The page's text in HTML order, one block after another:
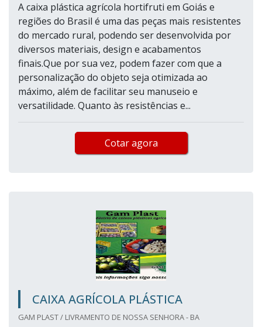
A caixa plástica agrícola hortifruti em Goiás e
regiões do Brasil é uma das peças mais resistentes
do mercado rural, podendo ser desenvolvida por
diversos materiais, design e acabamentos
finais.Que por sua vez, podem fazer com que a
personalização do objeto seja otimizada ao
máximo, além de facilitar seu manuseio e
versatilidade. Quanto às resistências e...
Cotar agora
CAIXA AGRÍCOLA PLÁSTICA
GAM PLAST / LIVRAMENTO DE NOSSA SENHORA - BA